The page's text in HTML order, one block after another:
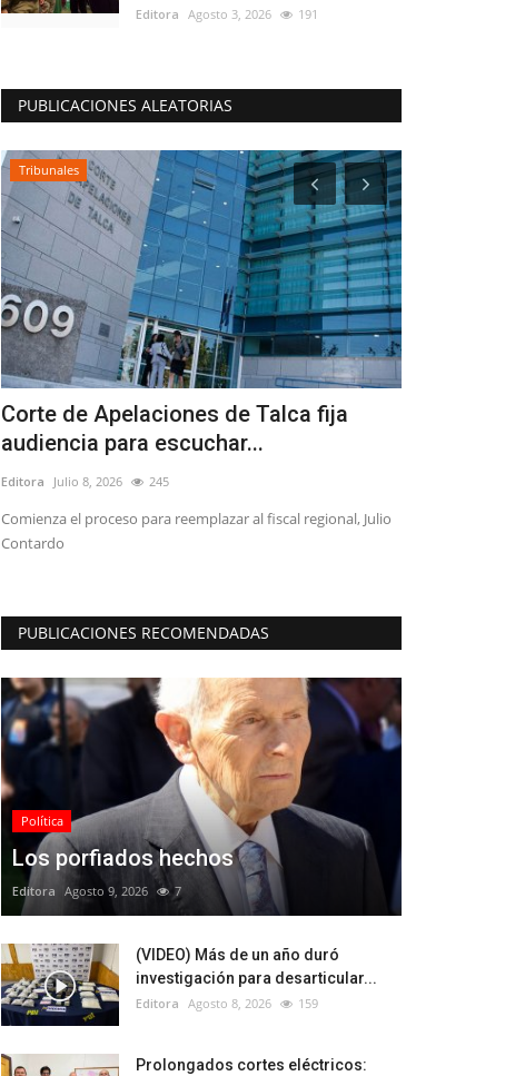
Editora Agosto 3, 2026 191
PUBLICACIONES ALEATORIAS
Tribunales
Corte de Apelaciones de Talca fija
audiencia para escuchar...
Editora Julio 8, 2026 245
Comienza el proceso para reemplazar al fiscal regional, Julio
Contardo
PUBLICACIONES RECOMENDADAS
Política
Los porfiados hechos
Editora Agosto 9, 2026 7
(VIDEO) Más de un año duró
investigación para desarticular...
Editora Agosto 8, 2026 159
Prolongados cortes eléctricos: